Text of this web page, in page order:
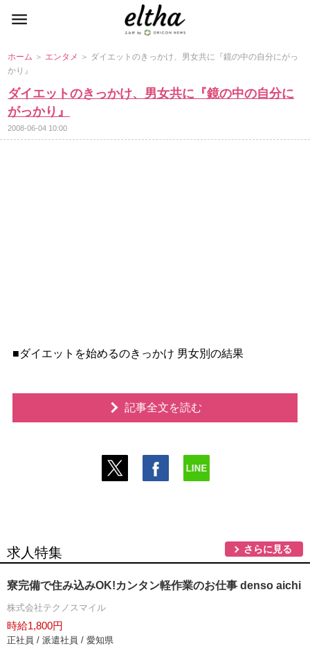
ホーム ＞ エンタメ ＞ ダイエットのきっかけ、男女共に『鏡の中の自分にがっ
かり』
ダイエットのきっかけ、男女共に『鏡の中の自分に
がっかり』
2008-06-04 10:00
■ダイエットを始めるのきっかけ 男女別の結果
記事全文を読む
求人特集 さらに見る
寮完備で住み込みOK!カンタン軽作業のお仕事 denso aichi
株式会社テクノスマイル
時給1,800円
正社員 / 派遣社員 / 愛知県